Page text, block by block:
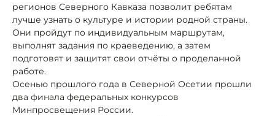
регионов Северного Кавказа позволит ребятам
лучше узнать о культуре и истории родной страны.
Они пройдут по индивидуальным маршрутам,
выполнят задания по краеведению, а затем
подготовят и защитят свои отчёты о проделанной
работе.
Осенью прошлого года в Северной Осетии прошли
два финала федеральных конкурсов
Минпросвещения России.